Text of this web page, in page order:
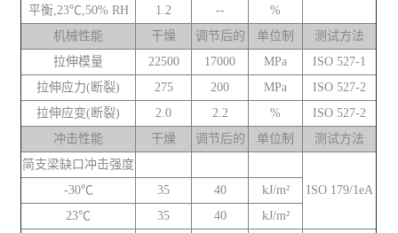
平衡,23℃,50% RH
1.2 --
%
机械性能
干燥 调节后的 单位制
测试方法
拉伸模量
22500 17000 MPa
ISO 527-1
拉伸应力(断裂)
275 200 MPa
ISO 527-2
拉伸应变(断裂)
2.0 2.2 %
ISO 527-2
冲击性能
干燥 调节后的 单位制
测试方法
简支梁缺口冲击强度
ISO 179/1eA
-30℃ 35 40
kJ/m²
23℃
35 40
kJ/m²